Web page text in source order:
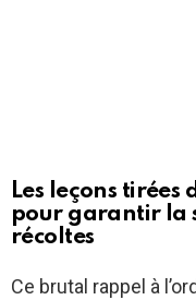
Les leçons tirées
pour garantir la
récoltes
Ce brutal rappel à